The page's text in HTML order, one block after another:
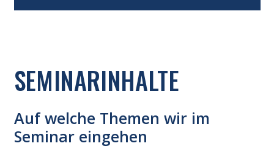
SEMINARINHALTE
Auf welche Themen wir im
Seminar eingehen